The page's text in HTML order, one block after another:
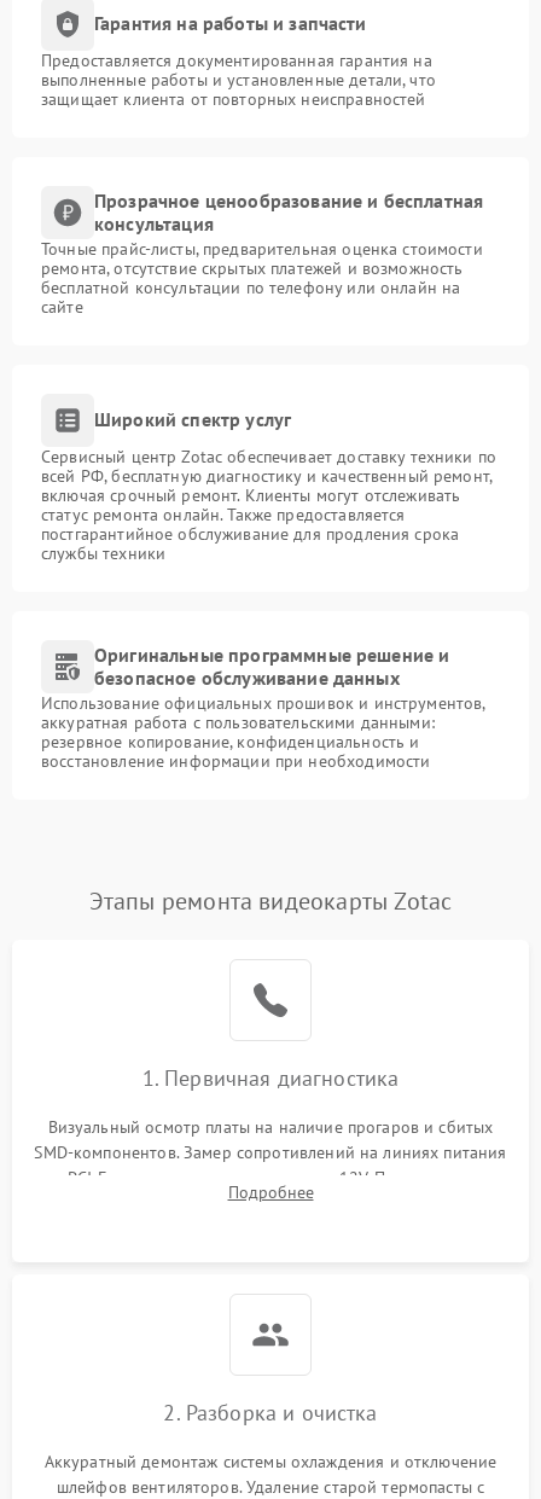
Гарантия на работы и запчасти
Предоставляется документированная гарантия на
выполненные работы и установленные детали, что
защищает клиента от повторных неисправностей
Прозрачное ценообразование и бесплатная
консультация
Точные прайс-листы, предварительная оценка стоимости
ремонта, отсутствие скрытых платежей и возможность
бесплатной консультации по телефону или онлайн на
сайте
Широкий спектр услуг
Сервисный центр Zotac обеспечивает доставку техники по
всей РФ, бесплатную диагностику и качественный ремонт,
включая срочный ремонт. Клиенты могут отслеживать
статус ремонта онлайн. Также предоставляется
постгарантийное обслуживание для продления срока
службы техники
Оригинальные программные решение и
безопасное обслуживание данных
Использование официальных прошивок и инструментов,
аккуратная работа с пользовательскими данными:
резервное копирование, конфиденциальность и
восстановление информации при необходимости
Этапы ремонта видеокарты Zotac
1. Первичная диагностика
Визуальный осмотр платы на наличие прогаров и сбитых
SMD-компонентов. Замер сопротивлений на линиях питания
PCI-E и дополнительных разъемах 12V. Проверка на
короткое замыкание основных дросселей питания GPU и
Подробнее
2. Разборка и очистка
Аккуратный демонтаж системы охлаждения и отключение
шлейфов вентиляторов. Удаление старой термопасты с